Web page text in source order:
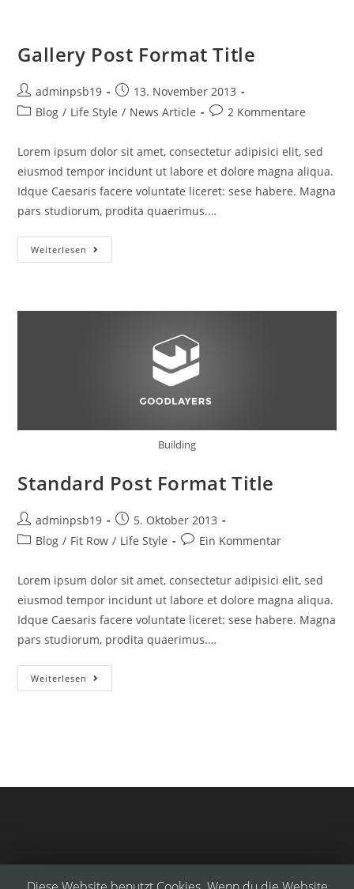
Gallery Post Format Title
Beitrags-
Autor:
adminpsb19
Beitrag
veröffentlicht:
13. November 2013
Beitrags-
Blog / Life Style / News Article
Beitrags-
2 Kommentare
Lorem ipsum dolor sit amet, consectetur adipisici elit, sed
eiusmod tempor incidunt ut labore et dolore magna aliqua.
Idque Caesaris facere voluntate liceret: sese habere. Magna
pars studiorum, prodita quaerimus.…
Weiterlesen Gallery
Post
Building
Standard Post Format Title
Beitrags-
Autor:
adminpsb19
Beitrag
veröffentlicht:
5. Oktober 2013
Beitrags-
Blog / Fit Row / Life Style
Beitrags-
Ein Kommentar
Lorem ipsum dolor sit amet, consectetur adipisici elit, sed
eiusmod tempor incidunt ut labore et dolore magna aliqua.
Idque Caesaris facere voluntate liceret: sese habere. Magna
pars studiorum, prodita quaerimus.…
Weiterlesen Standard
Post